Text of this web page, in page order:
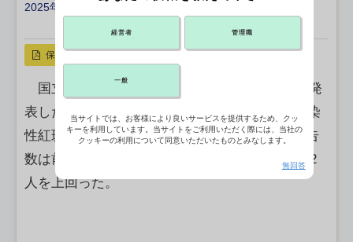
2025年06月17日 13:10
保存
国立健康危機管理研究機構（JIHS）が17日に発
表したデータによると、第23週（2－8日）の伝染
性紅斑（リンゴ病）の定点医療機関当たりの報告
数は前週比21.9％増となる2.28人で、3週ぶりに2
人を上回った。
経営者 管理職
一般
当サイトでは、お客様により良いサービスを提供するため、クッ
キーを利用しています。当サイトをご利用いただく際には、当社の
クッキーの利用について同意いただいたものとみなします。
無回答